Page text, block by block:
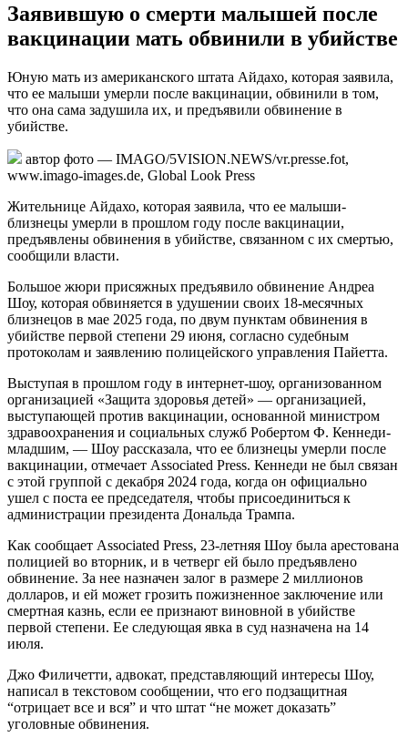
Заявившую о смерти малышей после
вакцинации мать обвинили в убийстве
Юную мать из американского штата Айдахо, которая заявила,
что ее малыши умерли после вакцинации, обвинили в том,
что она сама задушила их, и предъявили обвинение в
убийстве.
автор фото — IMAGO/5VISION.NEWS/vr.presse.fot,
www.imago-images.de, Global Look Press
Жительнице Айдахо, которая заявила, что ее малыши-
близнецы умерли в прошлом году после вакцинации,
предъявлены обвинения в убийстве, связанном с их смертью,
сообщили власти.
Большое жюри присяжных предъявило обвинение Андреа
Шоу, которая обвиняется в удушении своих 18-месячных
близнецов в мае 2025 года, по двум пунктам обвинения в
убийстве первой степени 29 июня, согласно судебным
протоколам и заявлению полицейского управления Пайетта.
Выступая в прошлом году в интернет-шоу, организованном
организацией «Защита здоровья детей» — организацией,
выступающей против вакцинации, основанной министром
здравоохранения и социальных служб Робертом Ф. Кеннеди-
младшим, — Шоу рассказала, что ее близнецы умерли после
вакцинации, отмечает Associated Press. Кеннеди не был связан
с этой группой с декабря 2024 года, когда он официально
ушел с поста ее председателя, чтобы присоединиться к
администрации президента Дональда Трампа.
Как сообщает Associated Press, 23-летняя Шоу была арестована
полицией во вторник, и в четверг ей было предъявлено
обвинение. За нее назначен залог в размере 2 миллионов
долларов, и ей может грозить пожизненное заключение или
смертная казнь, если ее признают виновной в убийстве
первой степени. Ее следующая явка в суд назначена на 14
июля.
Джо Филичетти, адвокат, представляющий интересы Шоу,
написал в текстовом сообщении, что его подзащитная
“отрицает все и вся” и что штат “не может доказать”
уголовные обвинения.